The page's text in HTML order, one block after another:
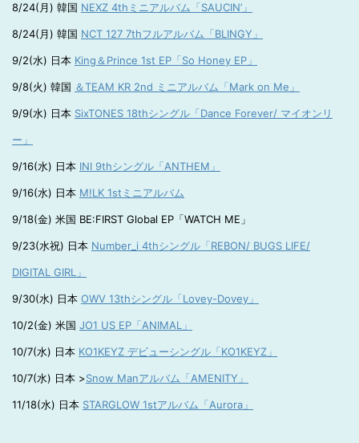
8/24(月) 韓国 NEXZ 4thミニアルバム「SAUCIN’」
8/24(月) 韓国 NCT 127 7thフルアルバム「BLINGY」
9/2(水) 日本 King＆Prince 1st EP「So Honey EP」
9/8(火) 韓国 ＆TEAM KR 2nd ミニアルバム「Mark on Me」
9/9(水) 日本 SixTONES 18thシングル「Dance Forever/ マイオンリ
ー」
9/16(水) 日本 INI 9thシングル「ANTHEM」
9/16(水) 日本 M!LK 1stミニアルバム
9/18(金) 米国 BE:FIRST Global EP「WATCH ME」
9/23(水祝) 日本 Number_i 4thシングル「REBON/ BUGS LIFE/
DIGITAL GIRL」
9/30(水) 日本 OWV 13thシングル「Lovey-Dovey」
10/2(金) 米国 JO1 US EP「ANIMAL」
10/7(水) 日本 KO1KEYZ デビューシングル「KO1KEYZ」
10/7(水) 日本 >Snow Manアルバム「AMENITY」
11/18(水) 日本 STARGLOW 1stアルバム「Aurora」